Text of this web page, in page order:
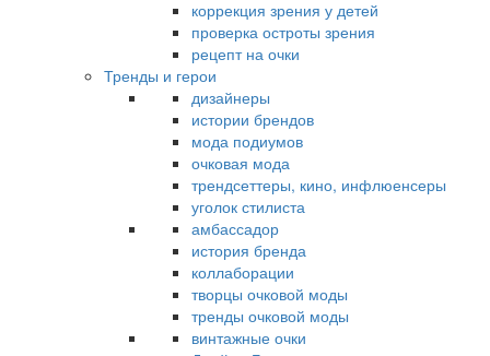
коррекция зрения у детей
проверка остроты зрения
рецепт на очки
Тренды и герои
дизайнеры
истории брендов
мода подиумов
очковая мода
трендсеттеры, кино, инфлюенсеры
уголок стилиста
амбассадор
история бренда
коллаборации
творцы очковой моды
тренды очковой моды
винтажные очки